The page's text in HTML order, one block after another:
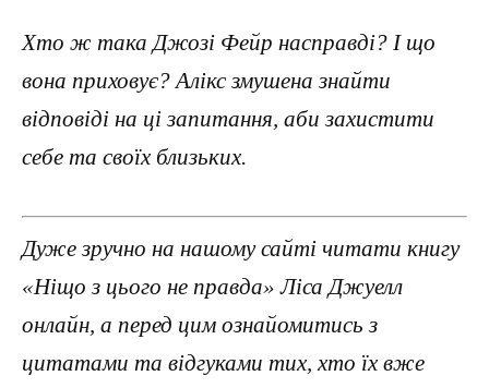
Хто ж така Джозі Фейр насправді? І що
вона приховує? Алікс змушена знайти
відповіді на ці запитання, аби захистити
себе та своїх близьких.
Дуже зручно на нашому сайті читати книгу
«Ніщо з цього не правда» Ліса Джуелл
онлайн, а перед цим ознайомитись з
цитатами та відгуками тих, хто їх вже